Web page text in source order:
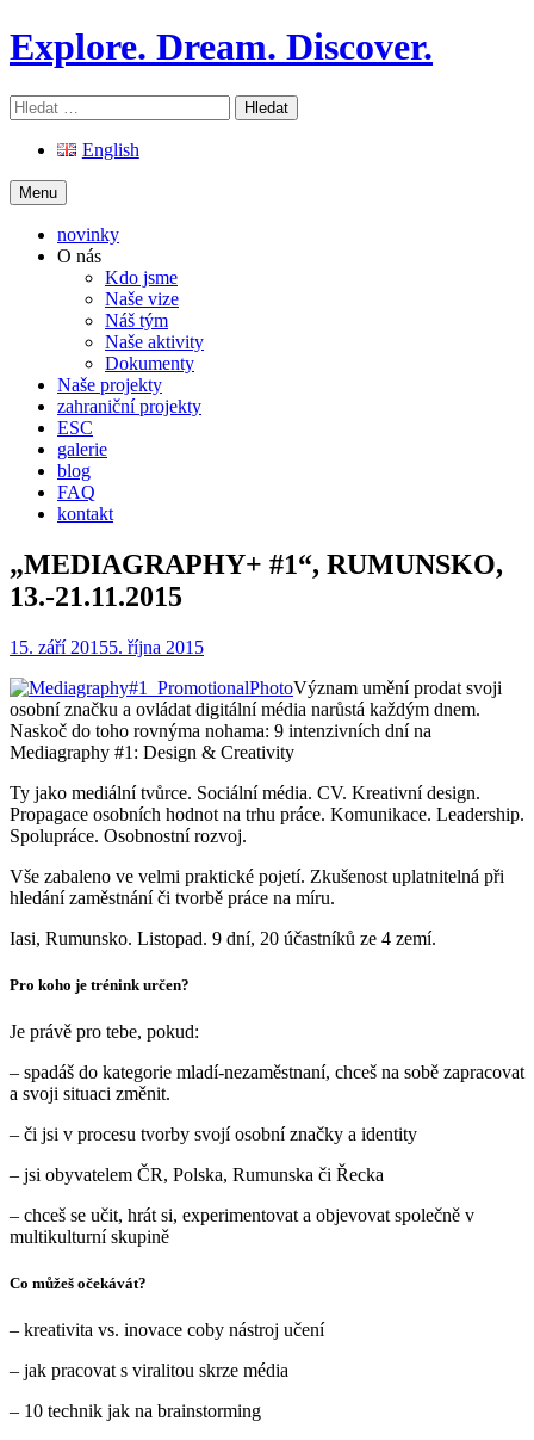
Skip
to
Explore. Dream. Discover.
Vyhledávání
English
Menu
novinky
O nás
Kdo jsme
Naše vize
Náš tým
Naše aktivity
Dokumenty
Naše projekty
zahraniční projekty
ESC
galerie
blog
FAQ
kontakt
„MEDIAGRAPHY+ #1“, RUMUNSKO,
13.-21.11.2015
15. září 20155. října 2015
Význam umění prodat svoji
osobní značku a ovládat digitální média narůstá každým dnem.
Naskoč do toho rovnýma nohama: 9 intenzivních dní na
Mediagraphy #1: Design & Creativity
Ty jako mediální tvůrce. Sociální média. CV. Kreativní design.
Propagace osobních hodnot na trhu práce. Komunikace. Leadership.
Spolupráce. Osobnostní rozvoj.
Vše zabaleno ve velmi praktické pojetí. Zkušenost uplatnitelná při
hledání zaměstnání či tvorbě práce na míru.
Iasi, Rumunsko. Listopad. 9 dní, 20 účastníků ze 4 zemí.
Pro koho je trénink určen?
Je právě pro tebe, pokud:
– spadáš do kategorie mladí-nezaměstnaní, chceš na sobě zapracovat
a svoji situaci změnit.
– či jsi v procesu tvorby svojí osobní značky a identity
– jsi obyvatelem ČR, Polska, Rumunska či Řecka
– chceš se učit, hrát si, experimentovat a objevovat společně v
multikulturní skupině
Co můžeš očekávát?
– kreativita vs. inovace coby nástroj učení
– jak pracovat s viralitou skrze média
– 10 technik jak na brainstorming